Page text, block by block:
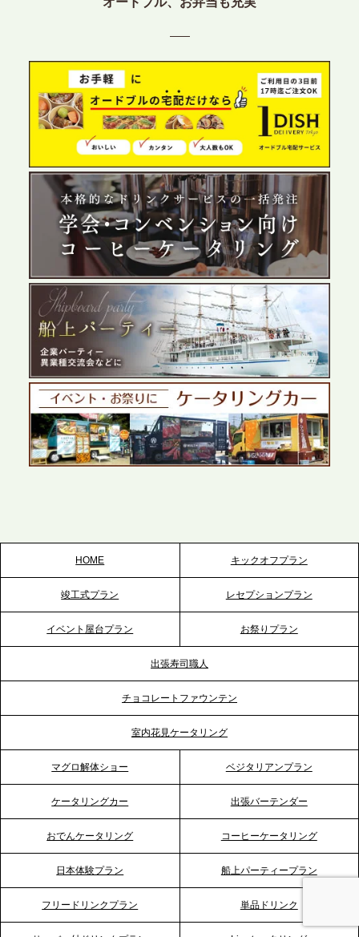
目の展開で、拡大する出張パーティー・ケータリン
2026.6.4
プレスリリースのご案内｜夏の社内親睦が、配属後
の離職防止に。オフィスや会議室で縁日気分を味わ
う「お祭りケータリング」の提供を開始
2026.5.29
プレスリリースのご案内｜ケータリングのセカンド
テーブル、群馬前橋支社を設立。再開発やオフィス
展開が進む前橋エリアの企業ニーズに応え、高品質
なサービスで各種イベント・懇親会をサポート
2026.5.27
プレスリリースのご案内｜ケータリングのセカンド
テーブル、千葉本社を新設。幕張・舞浜の大型イベ
ントから主要都市の社内懇親会まで、現地拠点を活
かしたスムーズな対応を展開
2026.5.22
2026.5.20
プレスリリースのご案内｜ケータリングのセカンド
2026.5.12
プレスリリースのご案内｜ケータリングのセカンド
2026.4.21
プレスリリースのご案内｜「温かな食」が会話のス
イッチに。新入社員研修で《食体験としてのケータ
プレスリリースのご案内｜ケータリングのセカンド
テーブル、横浜事務所を新設。神奈川エリアのサー
HOME キックオフプラン
竣工式プラン レセプションプラン
イベント屋台プラン お祭りプラン
出張寿司職人
チョコレートファウンテン
室内花見ケータリング
マグロ解体ショー ベジタリアンプラン
ケータリングカー 出張バーテンダー
おでんケータリング コーヒーケータリング
日本体験プラン 船上パーティープラン
フリードリンクプラン 単品ドリンク